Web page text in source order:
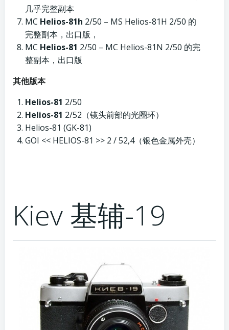
几乎完整副本
MC Helios-81h 2/50 – MS Helios-81H 2/50 的
完整副本，出口版，
MC Helios-81 2/50 – MC Helios-81N 2/50 的完
整副本，出口版
其他版本
Helios-81 2/50
Helios-81 2/52（镜头前部的光圈环）
Helios-81 (GK-81)
GOI << HELIOS-81 >> 2 / 52,4（银色金属外壳）
Kiev 基辅-19